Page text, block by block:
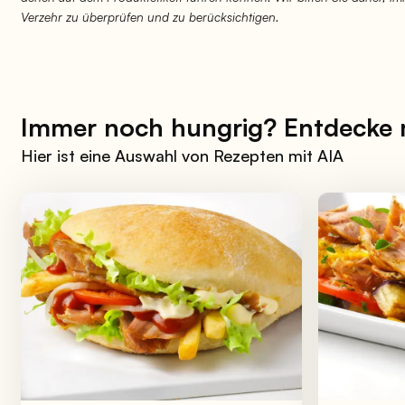
Verzehr zu überprüfen und zu berücksichtigen.
Immer noch hungrig? Entdecke
Hier ist eine Auswahl von Rezepten mit AIA